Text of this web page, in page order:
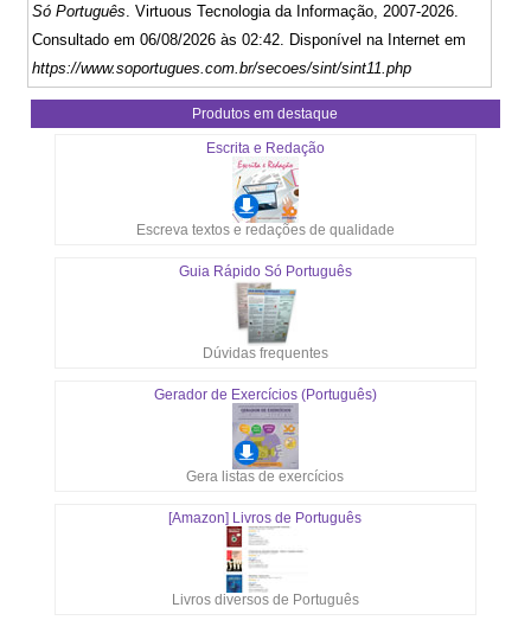
Só Português . Virtuous Tecnologia da Informação, 2007-2026.
Consultado em 06/08/2026 às 02:42. Disponível na Internet em
https://www.soportugues.com.br/secoes/sint/sint11.php
Produtos em destaque
Escrita e Redação
Escreva textos e redações de qualidade
Guia Rápido Só Português
Dúvidas frequentes
Gerador de Exercícios (Português)
Gera listas de exercícios
[Amazon] Livros de Português
Livros diversos de Português